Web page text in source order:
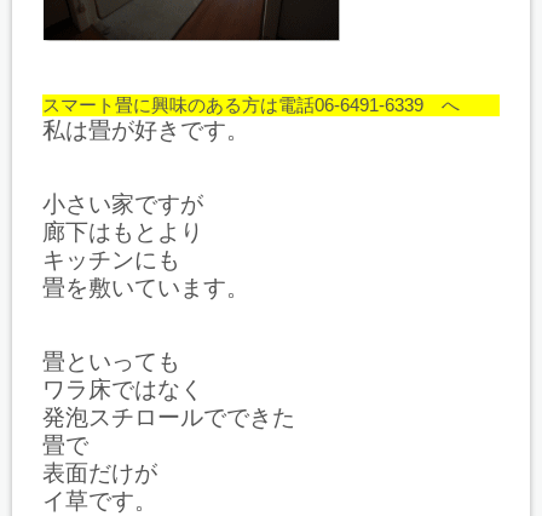
スマート畳に興味のある方は電話06-6491-6339 へ
私は畳が好きです。
小さい家ですが
廊下はもとより
キッチンにも
畳を敷いています。
畳といっても
ワラ床ではなく
発泡スチロールでできた
畳で
表面だけが
イ草です。